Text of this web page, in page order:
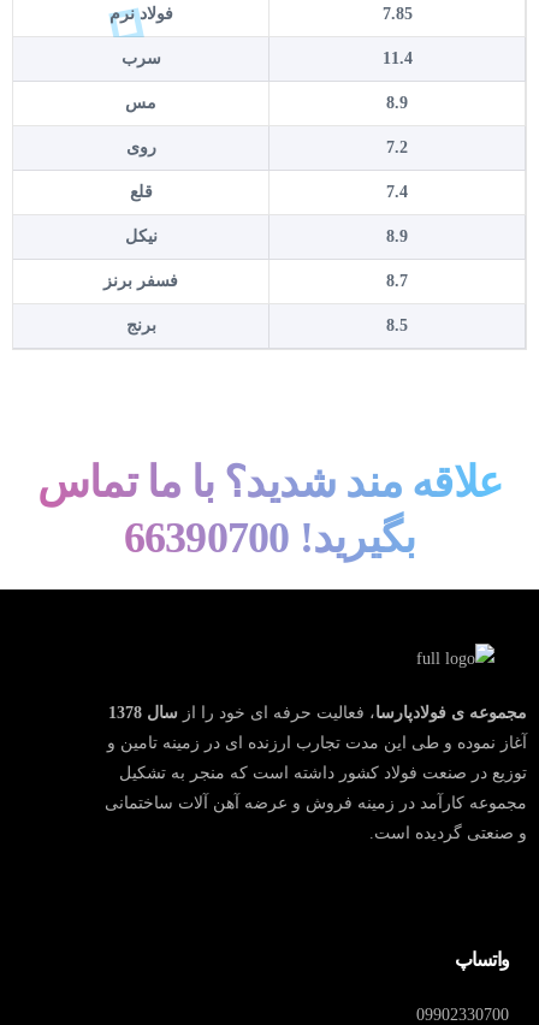
7.85 فولاد نرم
11.4 سرب
8.9 مس
7.2 روی
7.4 قلع
8.9 نیکل
8.7 فسفر برنز
8.5 برنج
علاقه مند شدید؟ با ما تماس
بگیرید! 66390700
مجموعه ی فولادپارسا، فعالیت حرفه ای خود را از سال 1378
آغاز نموده و طی این مدت تجارب ارزنده ای در زمینه تامین و
توزیع در صنعت فولاد کشور داشته است که منجر به تشکیل
مجموعه کارآمد در زمینه فروش و عرضه آهن آلات ساختمانی
و صنعتی گردیده است.
واتساپ
09902330700